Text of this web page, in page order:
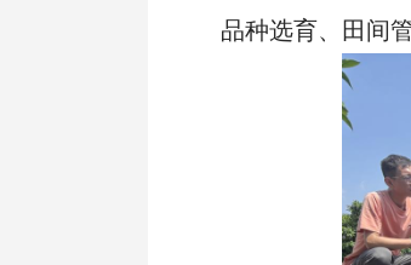
品种选育、田间